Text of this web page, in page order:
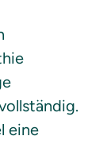
eine